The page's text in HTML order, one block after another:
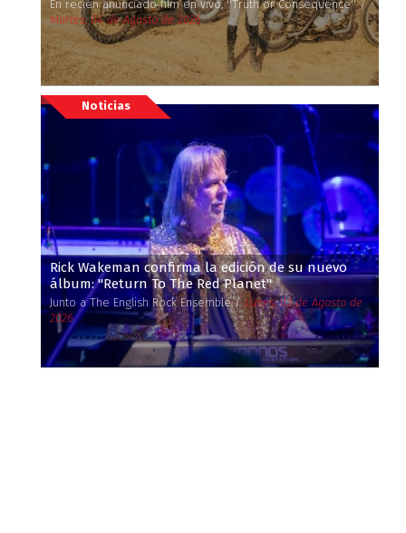
En recién anunciado film en vivo, ''Truth or Consequence'' /
Martes, 04 de Agosto de 2026
Noticias
Rick Wakeman confirma la edición de su nuevo
álbum: ''Return To The Red Planet''
Junto a The English Rock Ensemble /Lunes, 03 de Agosto de
2026